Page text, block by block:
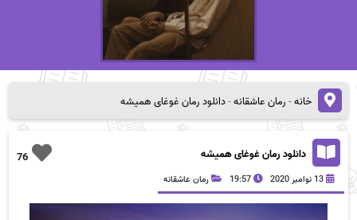
خانه-رمان عاشقانه-دانلود رمان غوغای همیشه
76 دانلود رمان غوغای همیشه
13 نوامبر 2020 19:57 رمان عاشقانه